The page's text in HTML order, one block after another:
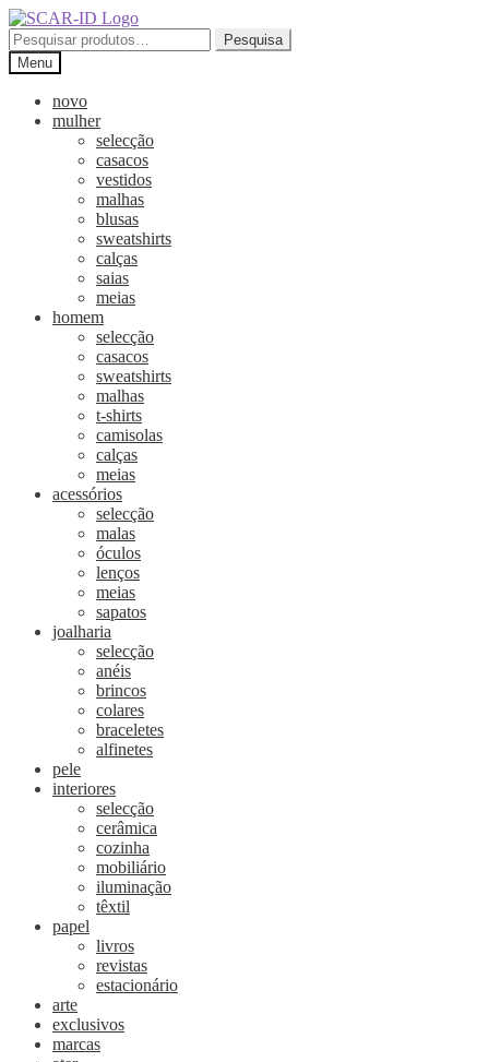
Ir
para
a
navegação
Saltar
para
o
conteúdo
Pesquisar
por:
Pesquisa
Menu
novo
mulher
selecção
casacos
vestidos
malhas
blusas
sweatshirts
calças
saias
meias
homem
selecção
casacos
sweatshirts
malhas
t-shirts
camisolas
calças
meias
acessórios
selecção
malas
óculos
lenços
meias
sapatos
joalharia
selecção
anéis
brincos
colares
braceletes
alfinetes
pele
interiores
selecção
cerâmica
cozinha
mobiliário
iluminação
têxtil
papel
livros
revistas
estacionário
arte
exclusivos
marcas